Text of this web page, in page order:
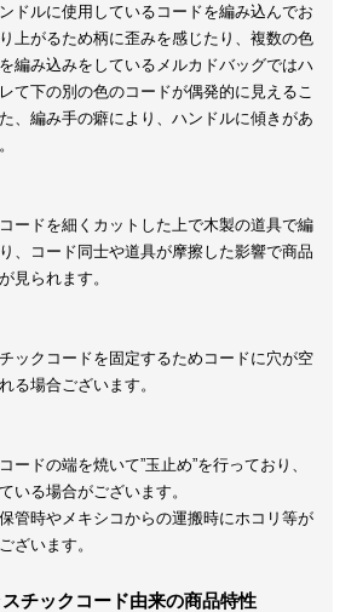
ドルに使用しているコードを編み込んでお
上がるため柄に歪みを感じたり、複数の色
編み込みをしているメルカドバッグではハ
て下の別の色のコードが偶発的に見えるこ
、編み手の癖により、ハンドルに傾きがあ
ードを細くカットした上で木製の道具で編
、コード同士や道具が摩擦した影響で商品
見られます。
ックコードを固定するためコードに穴が空
る場合ございます。
ードの端を焼いて”玉止め”を行っており、
いる場合がございます。
管時やメキシコからの運搬時にホコリ等が
ざいます。
チックコード由来の商品特性